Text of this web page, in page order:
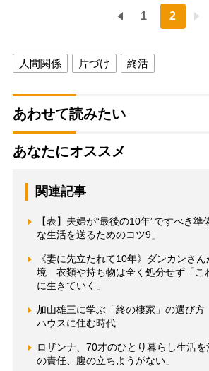
1 2
人間関係 片づけ 終活
あわせて読みたい
あなたにオススメ
関連記事
【表】夫婦が“最後の10年”ですべき
な生活を送るためのコツ9」
《妻に先立たれて10年》ダンカンさ
境 衣類や持ち物は全く処分せず「こ
に生きていく」
加山雄三に学ぶ「終の棲家」の選び
ハウスに住む時代
ロザンナ、70才のひとり暮らし生活
の責任、腹の立ちようがない」